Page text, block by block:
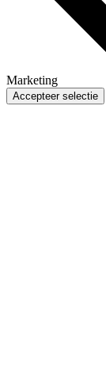
Marketing
Accepteer selectie